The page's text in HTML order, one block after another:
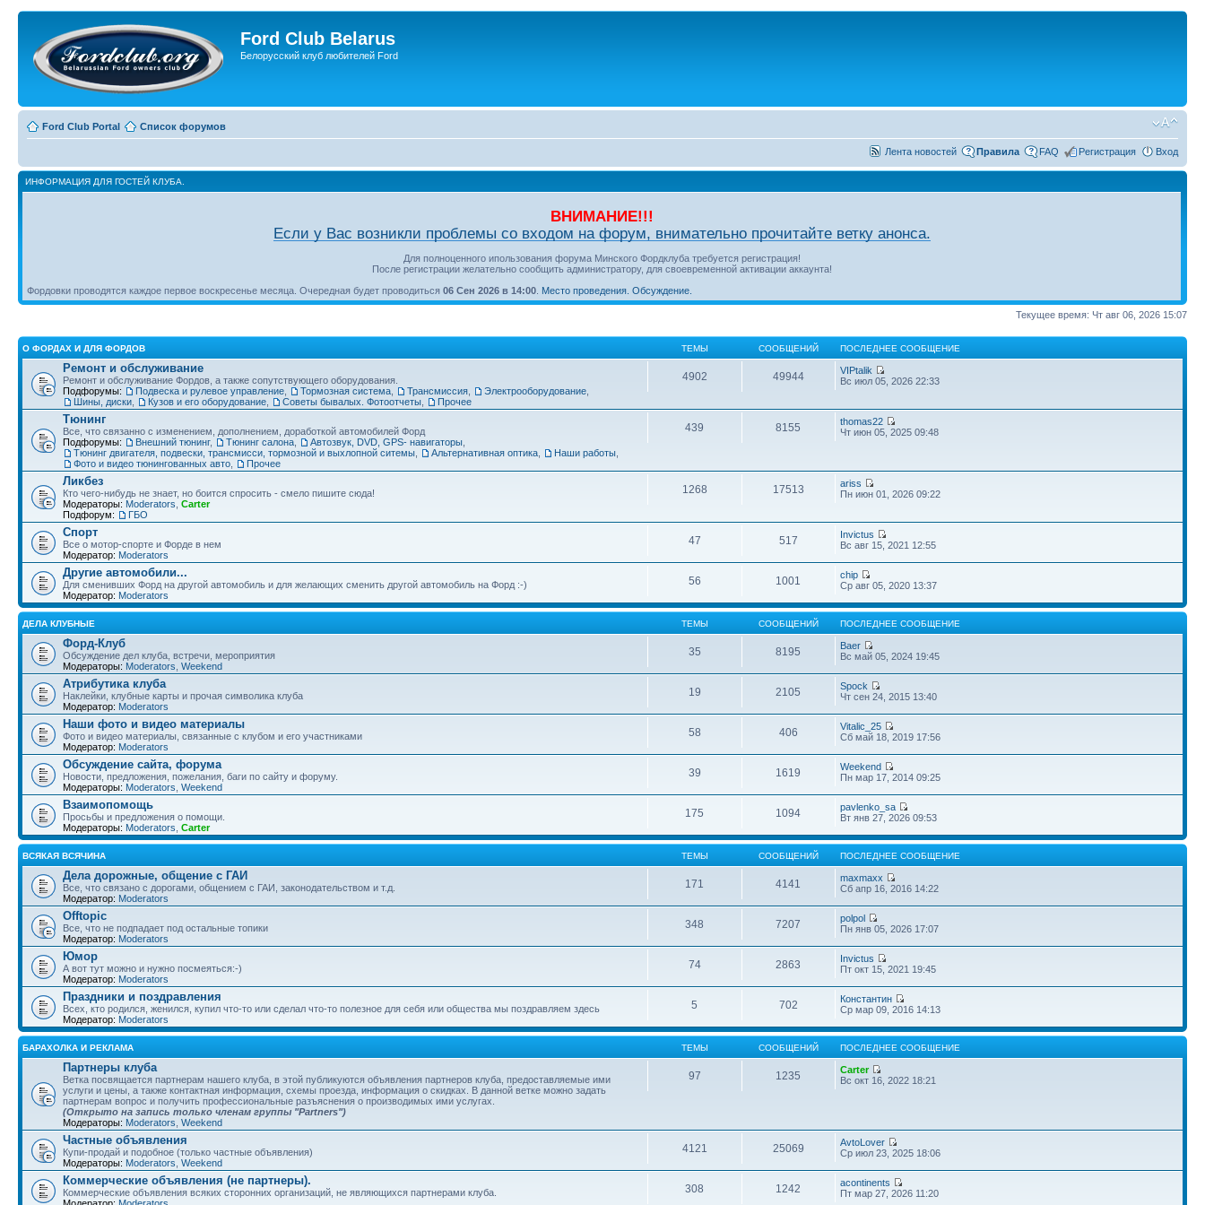
Ford Club Belarus
Белорусский клуб любителей Ford
Ford Club Portal Список форумов
Лента новостей Правила FAQ Регистрация Вход
ИНФОРМАЦИЯ ДЛЯ ГОСТЕЙ КЛУБА.
ВНИМАНИЕ!!!
Если у Вас возникли проблемы со входом на форум, внимательно прочитайте ветку анонса.
Для полноценного ипользования форума Минского Фордклуба требуется регистрация!
После регистрации желательно сообщить администратору, для своевременной активации аккаунта!
Фордовки проводятся каждое первое воскресенье месяца. Очередная будет проводиться 06 Сен 2026 в 14:00 Место проведения. Обсуждение.
Текущее время: Чт авг 06, 2026 15:07
О ФОРДАХ И ДЛЯ ФОРДОВ ТЕМЫ СООБЩЕНИЙ ПОСЛЕДНЕЕ СООБЩЕНИЕ
Ремонт и обслуживание
Ремонт и обслуживание Фордов, а также сопутствующего оборудования.
Подфорумы:
Подвеска и рулевое управление Тормозная система Трансмиссия Электрооборудование
Шины, диски
Кузов и его оборудование Советы бывалых. Фотоотчеты Прочее
4902 49944
VIPtalik
Вс июл 05, 2026 22:33
Тюнинг
Все, что связанно с изменением, дополнением, доработкой автомобилей Форд
Подфорумы:
Внешний тюнинг, Тюнинг салона Автозвук, DVD, GPS- навигаторы
Тюнинг двигателя, подвески, трансмисси, тормозной и выхлопной ситемы
Альтернативная оптика Наши работы
Фото и видео тюнингованных авто
Прочее
439 8155
thomas22
Чт июн 05, 2025 09:48
Ликбез
Кто чего-нибудь не знает, но боится спросить - смело пишите сюда!
Модераторы: Moderators Carter
Подфорум:
ГБО
1268 17513
ariss
Пн июн 01, 2026 09:22
Спорт
Все о мотор-спорте и Форде в нем
Модератор: Moderators
47 517
Invictus
Вс авг 15, 2021 12:55
Другие автомобили...
Для сменивших Форд на другой автомобиль и для желающих сменить другой автомобиль на Форд :-)
Модератор: Moderators
56 1001
chip
Ср авг 05, 2020 13:37
ДЕЛА КЛУБНЫЕ ТЕМЫ СООБЩЕНИЙ ПОСЛЕДНЕЕ СООБЩЕНИЕ
Форд-Клуб
Обсуждение дел клуба, встречи, мероприятия
Модераторы: Moderators Weekend
35 8195
Baer
Вс май 05, 2024 19:45
Атрибутика клуба
Наклейки, клубные карты и прочая символика клуба
Модератор: Moderators
19 2105
Spock
Чт сен 24, 2015 13:40
Наши фото и видео материалы
Фото и видео материалы, связанные с клубом и его участниками
Модератор: Moderators
58 406
Vitalic_25
Сб май 18, 2019 17:56
Обсуждение сайта, форума
Новости, предложения, пожелания, баги по сайту и форуму.
Модераторы: Moderators Weekend
39 1619
Weekend
Пн мар 17, 2014 09:25
Взаимопомощь
Просьбы и предложения о помощи.
Модераторы: Moderators Carter
175 1094
pavlenko_sa
Вт янв 27, 2026 09:53
ВСЯКАЯ ВСЯЧИНА ТЕМЫ СООБЩЕНИЙ ПОСЛЕДНЕЕ СООБЩЕНИЕ
Дела дорожные, общение с ГАИ
Все, что связано с дорогами, общением с ГАИ, законодательством и т.д.
Модератор: Moderators
171 4141
maxmaxx
Сб апр 16, 2016 14:22
Offtopic
Все, что не подпадает под остальные топики
Модератор: Moderators
348 7207
polpol
Пн янв 05, 2026 17:07
Юмор
А вот тут можно и нужно посмеяться:-)
Модератор: Moderators
74 2863
Invictus
Пт окт 15, 2021 19:45
Праздники и поздравления
Всех, кто родился, женился, купил что-то или сделал что-то полезное для себя или общества мы поздравляем здесь
Модератор: Moderators
5 702
Константин
Ср мар 09, 2016 14:13
БАРАХОЛКА И РЕКЛАМА ТЕМЫ СООБЩЕНИЙ ПОСЛЕДНЕЕ СООБЩЕНИЕ
Партнеры клуба
Ветка посвящается партнерам нашего клуба, в этой публикуются объявления партнеров клуба, предоставляемые ими
услуги и цены, а также контактная информация, схемы проезда, информация о скидках. В данной ветке можно задать
партнерам вопрос и получить профессиональные разъяснения о производимых ими услугах.
(Открыто на запись только членам группы "Partners")
Модераторы: Moderators Weekend
97 1235
Carter
Вс окт 16, 2022 18:21
Частные объявления
Купи-продай и подобное (только частные объявления)
Модераторы: Moderators Weekend
4121 25069
AvtoLover
Ср июл 23, 2025 18:06
Коммерческие объявления (не партнеры).
Коммерческие объявления всяких сторонних организаций, не являющихся партнерами клуба.
Модератор: Moderators
308 1242
acontinents
Пт мар 27, 2026 11:20